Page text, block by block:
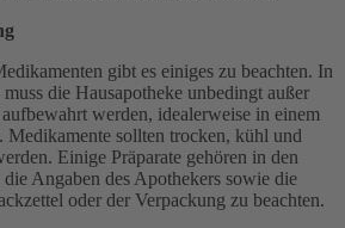
gibt es einiges zu beachten. In
die Hausapotheke unbedingt außer
werden, idealerweise in einem
Medikamente sollten trocken, kühl und
Einige Präparate gehören in den
Angaben des Apothekers sowie die
oder der Verpackung zu beachten.